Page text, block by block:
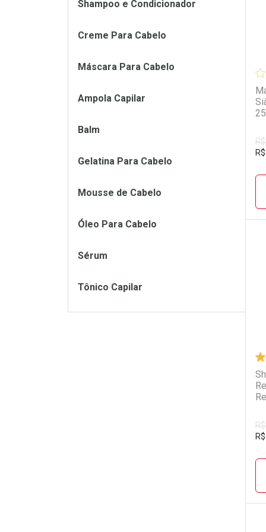
R$
R$
Shampoo e Condicionador
Creme Para Cabelo
Máscara Para Cabelo
Ampola Capilar
Balm
Gelatina Para Cabelo
Mousse de Cabelo
Óleo Para Cabelo
Sérum
Tônico Capilar